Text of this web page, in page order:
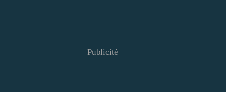
Publicité